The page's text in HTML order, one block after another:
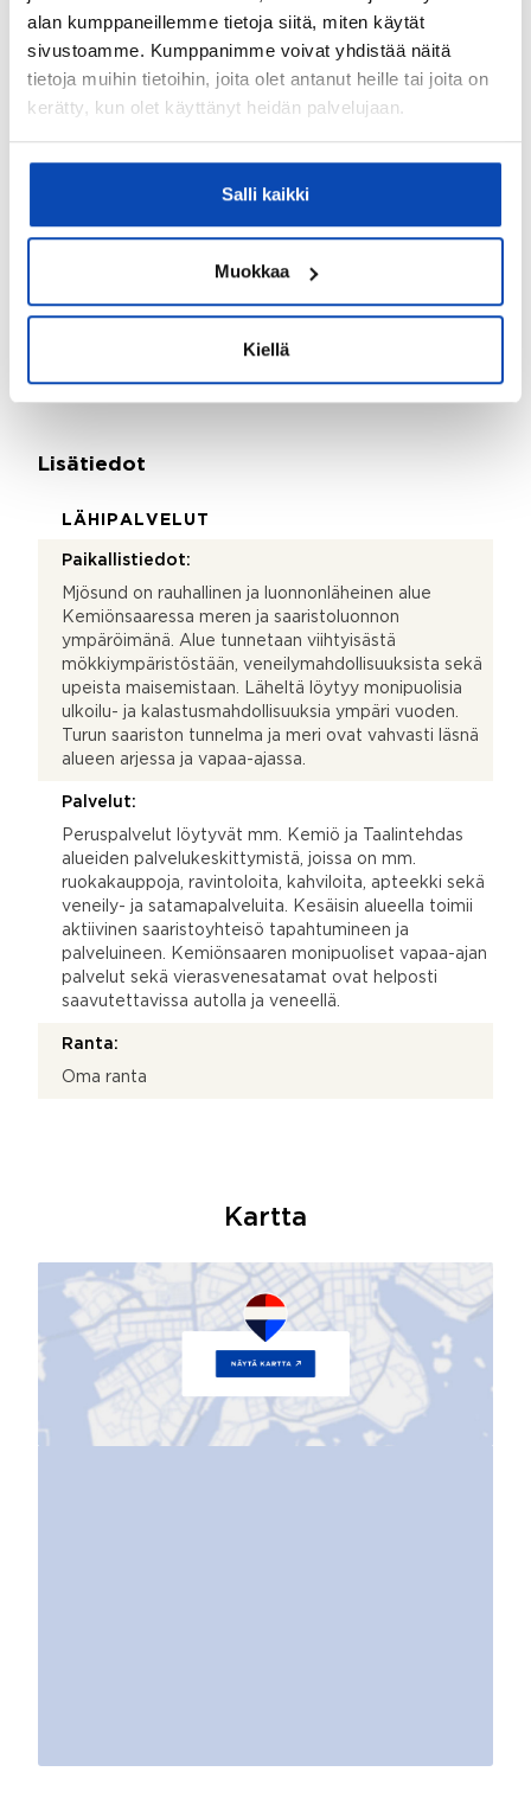
alan kumppaneillemme tietoja siitä, miten käytät
sivustoamme. Kumppanimme voivat yhdistää näitä
tietoja muihin tietoihin, joita olet antanut heille tai joita on
kerätty, kun olet käyttänyt heidän palvelujaan.
Salli kaikki
Muokkaa
Kiellä
Onko kohteesta energiatodistusta?:
Kohteella ei energiatodistuslain nojalla tarvitse olla
energiatodistusta
Tontti ja kaavoitus
Oma
Lisätiedot
LÄHIPALVELUT
Paikallistiedot:
Mjösund on rauhallinen ja luonnonläheinen alue
Kemiönsaaressa meren ja saaristoluonnon
ympäröimänä. Alue tunnetaan viihtyisästä
mökkiympäristöstään, veneilymahdollisuuksista sekä
upeista maisemistaan. Läheltä löytyy monipuolisia
ulkoilu- ja kalastusmahdollisuuksia ympäri vuoden.
Turun saariston tunnelma ja meri ovat vahvasti läsnä
alueen arjessa ja vapaa-ajassa.
Palvelut:
Peruspalvelut löytyvät mm. Kemiö ja Taalintehdas
alueiden palvelukeskittymistä, joissa on mm.
ruokakauppoja, ravintoloita, kahviloita, apteekki sekä
veneily- ja satamapalveluita. Kesäisin alueella toimii
aktiivinen saaristoyhteisö tapahtumineen ja
palveluineen. Kemiönsaaren monipuoliset vapaa-ajan
palvelut sekä vierasvenesatamat ovat helposti
saavutettavissa autolla ja veneellä.
Ranta:
Oma ranta
Kartta